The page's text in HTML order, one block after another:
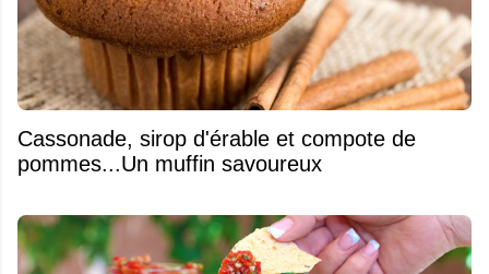
​Cassonade, sirop d'érable et compote de
pommes...Un muffin savoureux